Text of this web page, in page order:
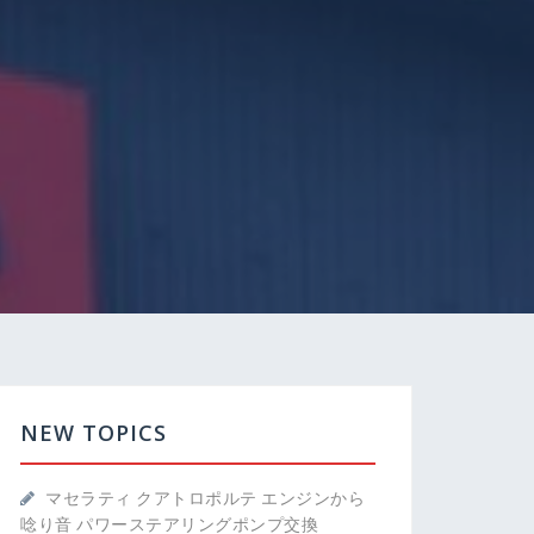
NEW TOPICS
マセラティ クアトロポルテ エンジンから
唸り音 パワーステアリングポンプ交換